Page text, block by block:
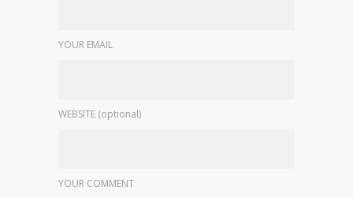
YOUR EMAIL
WEBSITE (optional)
YOUR COMMENT